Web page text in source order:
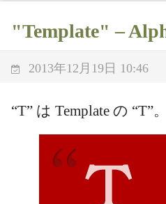
"Template" –
2013年12月19日 10:46
“T” は Template の “T”。